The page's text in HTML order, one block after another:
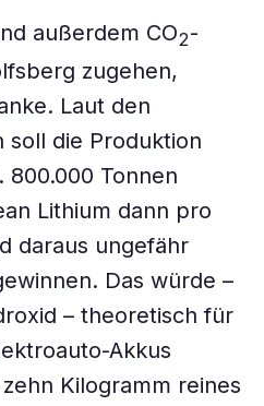
außerdem CO2-
zugehen,
Laut den
soll die Produktion
Tonnen
Lithium dann pro
daraus ungefähr
Das würde –
– theoretisch für
Akkus
Kilogramm reines